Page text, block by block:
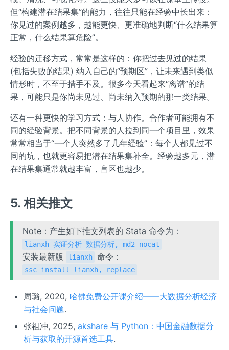
但“构建潜在结果集”的能力，往往只能在经验中长出来：
你见过的案例越多，越能更快、更准确地判断“什么结果算
正常，什么结果算危险”。
经验的迁移方式，常常是这样的：你把过去见过的结果
(包括失败的结果) 纳入自己的“预期区”，让未来遇到类似
情形时，不至于措手不及。很多今天看起来“离谱”的结
果，可能只是你尚未见过、尚未纳入预期的那一类结果。
还有一种更快的学习方式：与人协作。合作者可能拥有不
同的经验背景。把不同背景的人拉到同一个项目里，效果
常常相当于“一个人突然多了几年经验”：每个人都见过不
同的坑，也就更容易把潜在结果集补全。经验越多元，潜
在结果集通常就越丰富，盲区也越少。
5. 相关推文
Note：产生如下推文列表的 Stata 命令为：
lianxh 实证分析 数据分析, md2 nocat
安装最新版 lianxh 命令：
ssc install lianxh, replace
周璐, 2020, 哈佛免费公开课介绍——大数据分析经济
与社会问题.
张祖冲, 2025, akshare 与 Python：中国金融数据分
析与获取的开源首选工具.